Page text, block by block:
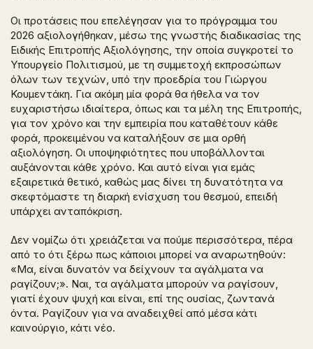
Οι προτάσεις που επελέγησαν για το πρόγραμμα του
2026 αξιολογήθηκαν, μέσω της γνωστής διαδικασίας της
Ειδικής Επιτροπής Αξιολόγησης, την οποία συγκροτεί το
Υπουργείο Πολιτισμού, με τη συμμετοχή εκπροσώπων
όλων των τεχνών, υπό την προεδρία του Γιώργου
Κουμεντάκη. Για ακόμη μία φορά θα ήθελα να τον
ευχαριστήσω ιδιαίτερα, όπως και τα μέλη της Επιτροπής,
για τον χρόνο και την εμπειρία που καταθέτουν κάθε
φορά, προκειμένου να καταλήξουν σε μια ορθή
αξιολόγηση. Οι υποψηφιότητες που υποβάλλονται
αυξάνονται κάθε χρόνο. Και αυτό είναι για εμάς
εξαιρετικά θετικό, καθώς μας δίνει τη δυνατότητα να
σκεφτόμαστε τη διαρκή ενίσχυση του θεσμού, επειδή
υπάρχει ανταπόκριση.
Δεν νομίζω ότι χρειάζεται να πούμε περισσότερα, πέρα
από το ότι ξέρω πως κάποιοι μπορεί να αναρωτηθούν:
«Μα, είναι δυνατόν να δείχνουν τα αγάλματα να
ραγίζουν;». Ναι, τα αγάλματα μπορούν να ραγίσουν,
γιατί έχουν ψυχή και είναι, επί της ουσίας, ζωντανά
όντα. Ραγίζουν για να αναδειχθεί από μέσα κάτι
καινούργιο, κάτι νέο.